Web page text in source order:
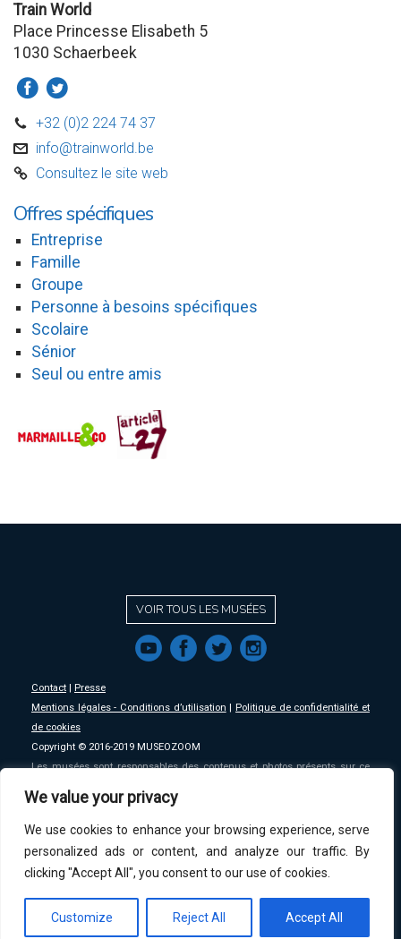
We value your privacy
We use cookies to enhance your browsing experience, serve
personalized ads or content, and analyze our traffic. By
clicking "Accept All", you consent to our use of cookies.
Customize Reject All Accept All
Train World
Place Princesse Elisabeth 5
1030 Schaerbeek
a b
D +32 (0)2 224 74 37
v info@trainworld.be
C Consultez le site web
Offres spécifiques
Entreprise
Famille
Groupe
Personne à besoins spécifiques
Scolaire
Sénior
Seul ou entre amis
VOIR TOUS LES MUSÉES
f a b e
Contact | Presse
Mentions légales - Conditions d’utilisation | Politique de confidentialité et
de cookies
Copyright © 2016-2019 MUSEOZOOM
Les musées sont responsables des contenus et photos présents sur ce
An initative ofMSW.